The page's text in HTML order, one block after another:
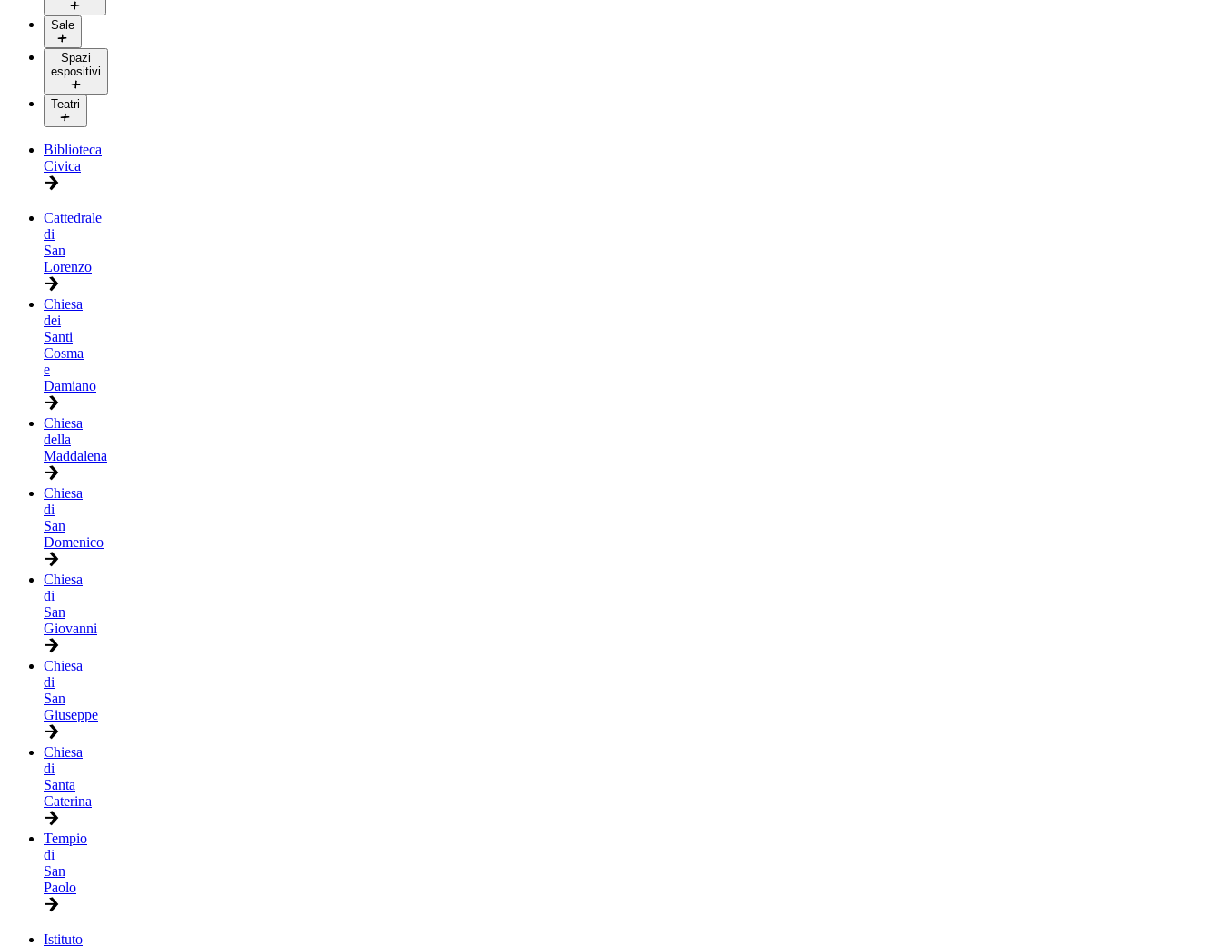
Sale
Spazi
espositivi
Teatri
Biblioteca
Civica
Cattedrale
di
San
Lorenzo
Chiesa
dei
Santi
Cosma
e
Damiano
Chiesa
della
Maddalena
Chiesa
di
San
Domenico
Chiesa
di
San
Giovanni
Chiesa
di
San
Giuseppe
Chiesa
di
Santa
Caterina
Tempio
di
San
Paolo
Istituto